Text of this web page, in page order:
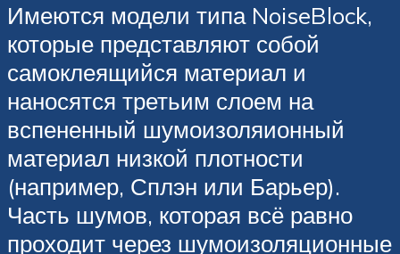
Имеются модели типа NoiseBlock,
которые представляют собой
самоклеящийся материал и
наносятся третьим слоем на
вспененный шумоизоляионный
материал низкой плотности
(например, Сплэн или Барьер).
Часть шумов, которая всё равно
проходит через шумоизоляционные